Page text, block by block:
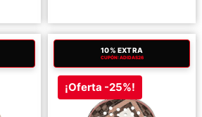
10% EXTRA
CUPÓN: ADIDAS26
¡Oferta -25%!